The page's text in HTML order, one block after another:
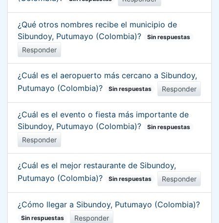
¿Qué otros nombres recibe el municipio de
Sibundoy, Putumayo (Colombia)?
Sin respuestas
Responder
¿Cuál es el aeropuerto más cercano a Sibundoy,
Putumayo (Colombia)?
Sin respuestas Responder
¿Cuál es el evento o fiesta más importante de
Sibundoy, Putumayo (Colombia)?
Sin respuestas
Responder
¿Cuál es el mejor restaurante de Sibundoy,
Putumayo (Colombia)?
Sin respuestas Responder
¿Cómo llegar a Sibundoy, Putumayo (Colombia)?
Sin respuestas Responder